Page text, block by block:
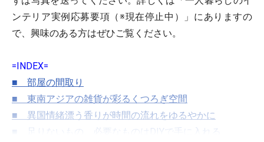
ンテリア実例応募要項（※現在停止中）」にありますの
で、興味のある方はぜひご覧ください。
=INDEX=
■ 部屋の間取り
■ 東南アジアの雑貨が彩るくつろぎ空間
■ 異国情緒漂う香りが時間の流れをゆるやかに
■ 足りないもの、必要なものはDIYで手に入れる